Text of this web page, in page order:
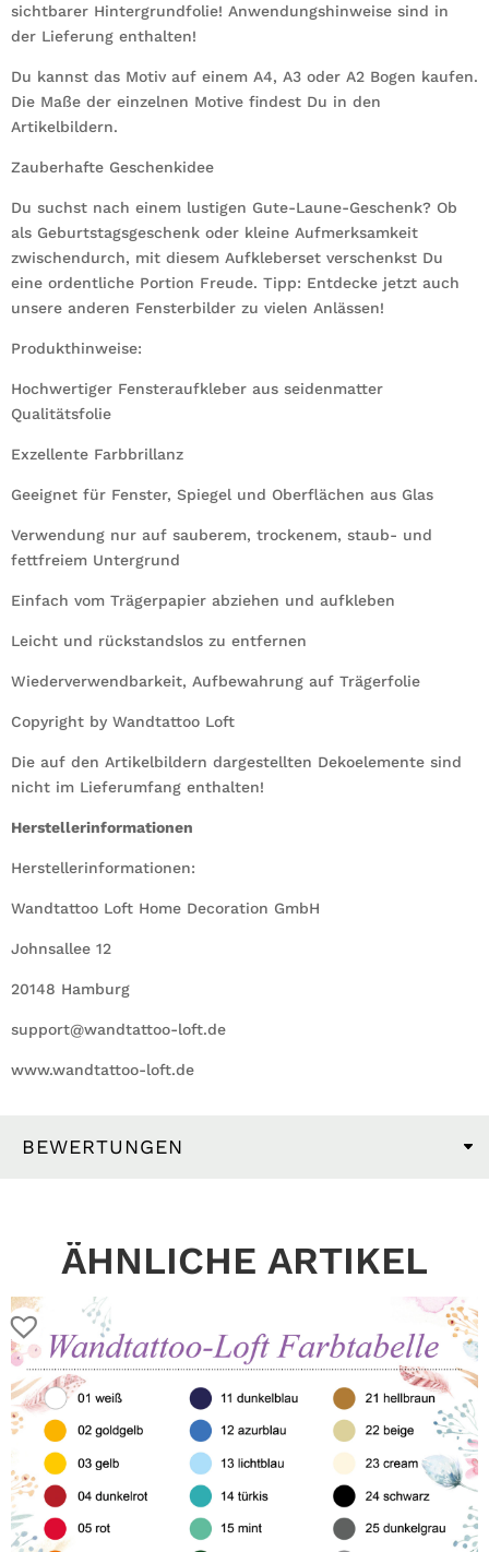
sichtbarer Hintergrundfolie! Anwendungshinweise sind in
der Lieferung enthalten!
Du kannst das Motiv auf einem A4, A3 oder A2 Bogen kaufen.
Die Maße der einzelnen Motive findest Du in den
Artikelbildern.
Zauberhafte Geschenkidee
Du suchst nach einem lustigen Gute-Laune-Geschenk? Ob
als Geburtstagsgeschenk oder kleine Aufmerksamkeit
zwischendurch, mit diesem Aufkleberset verschenkst Du
eine ordentliche Portion Freude. Tipp: Entdecke jetzt auch
unsere anderen Fensterbilder zu vielen Anlässen!
Produkthinweise:
Hochwertiger Fensteraufkleber aus seidenmatter
Qualitätsfolie
Exzellente Farbbrillanz
Geeignet für Fenster, Spiegel und Oberflächen aus Glas
Verwendung nur auf sauberem, trockenem, staub- und
fettfreiem Untergrund
Einfach vom Trägerpapier abziehen und aufkleben
Leicht und rückstandslos zu entfernen
Wiederverwendbarkeit, Aufbewahrung auf Trägerfolie
Copyright by Wandtattoo Loft
Die auf den Artikelbildern dargestellten Dekoelemente sind
nicht im Lieferumfang enthalten!
Herstellerinformationen
Herstellerinformationen:
Wandtattoo Loft Home Decoration GmbH
Johnsallee 12
20148 Hamburg
support@wandtattoo-loft.de
www.wandtattoo-loft.de
BEWERTUNGEN
ÄHNLICHE ARTIKEL